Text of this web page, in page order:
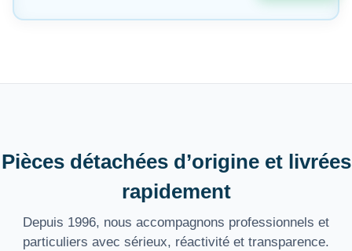
Pièces détachées d’origine et livrées
rapidement
Depuis 1996, nous accompagnons professionnels et
particuliers avec sérieux, réactivité et transparence.